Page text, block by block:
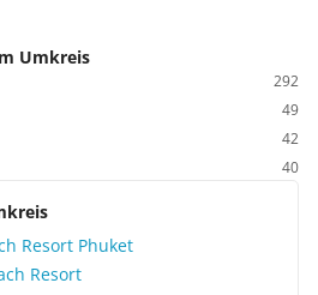
Umkreis
292
49
42
40
Resort Phuket
Resort